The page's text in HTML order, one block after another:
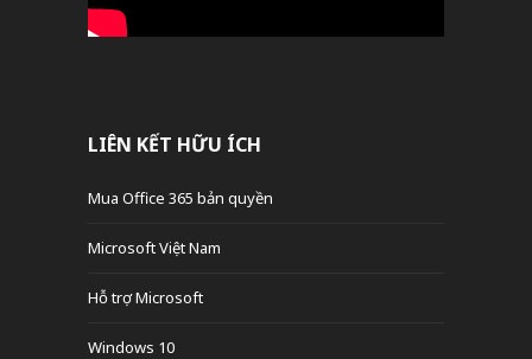
LIÊN KẾT HỮU ÍCH
Mua Office 365 bản quyền
Microsoft Việt Nam
Hỗ trợ Microsoft
Windows 10